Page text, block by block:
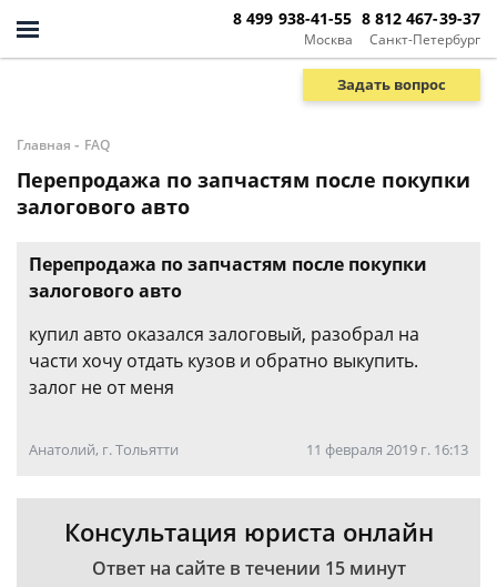
Москва
8 499 938-41-55
Санкт-Петербург
8 812 467-39-37
Задать вопрос
Главная - FAQ
Перепродажа по запчастям после покупки
залогового авто
Перепродажа по запчастям после покупки
залогового авто
купил авто оказался залоговый, разобрал на
части хочу отдать кузов и обратно выкупить.
залог не от меня
Анатолий, г. Тольятти 11 февраля 2019 г. 16:13
Консультация юриста онлайн
Ответ на сайте в течении 15 минут